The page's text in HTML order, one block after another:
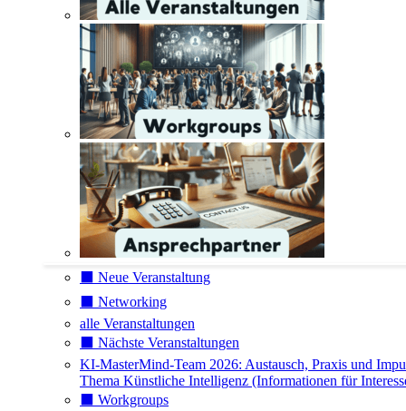
⬛️ Neue Veranstaltung
⬛️ Networking
alle Veranstaltungen
⬛️ Nächste Veranstaltungen
KI-MasterMind-Team 2026: Austausch, Praxis und
Thema Künstliche Intelligenz (Informationen für
⬛️ Workgroups